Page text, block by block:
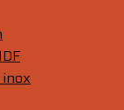
inox